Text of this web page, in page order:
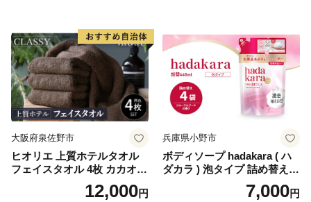
蓄 防災 エコ 消耗品 生活雑貨
生活用品 無香料 トイレット
ペーパー ダブル といれっと
ぺーぱー トイレ クレシア ト
イレットペーパー [BDBH002
-1]
大阪府泉佐野市
ヒオリエ 上質ホテルタオル
フェイスタオル 4枚 カカオ
【タオル 泉州タオル 吸水 普
段使い 無地 シンプル 日用品
12,000円
兵庫県小野市
ボディソープ hadakara ( ハ
ダカラ ) 泡タイプ 詰め替え 4
40ml×4袋 ボディーソープ 泡
ボディソープ 泡 日用品 消耗
7,000円